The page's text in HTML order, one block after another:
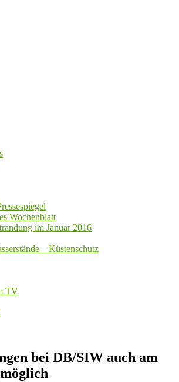
Wochenblatt
im Januar 2016
– Küstenschutz
TV
bei DB/SIW auch am